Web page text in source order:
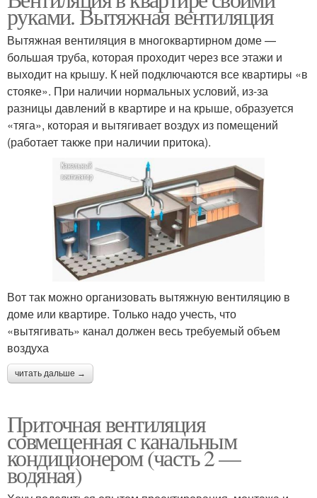
Воздуховод в квартире Домашняя вентиляция
руками. Вытяжная вентиляция
Вытяжная вентиляция в многоквартирном доме —
большая труба, которая проходит через все этажи и
выходит на крышу. К ней подключаются все квартиры «в
стояке». При наличии нормальных условий, из-за
разницы давлений в квартире и на крыше, образуется
«тяга», которая и вытягивает воздух из помещений
(работает также при наличии притока).
Вот так можно организовать вытяжную вентиляцию в
доме или квартире. Только надо учесть, что
«вытягивать» канал должен весь требуемый объем
воздуха
читать дальше →
Приточная вентиляция
совмещенная с канальным
кондиционером (часть 2 —
водяная)